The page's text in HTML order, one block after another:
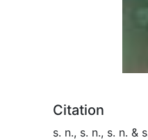
Citation
s. n., s. n., s. n. &